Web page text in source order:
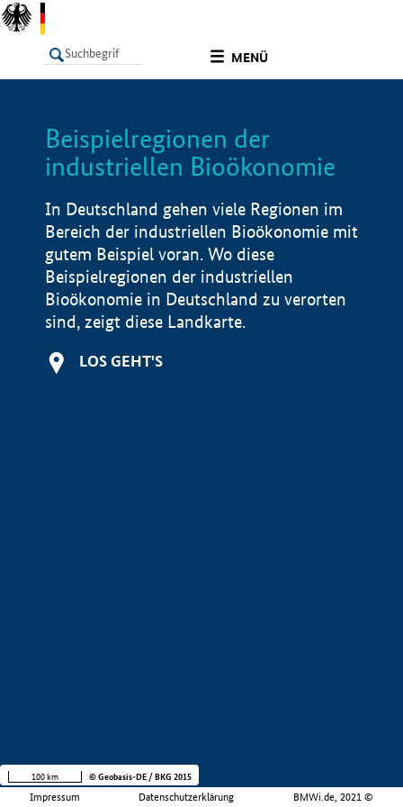
MENÜ
LISTE
Beispielregionen der
industriellen Bioökonomie
In Deutschland gehen viele Regionen im
Bereich der industriellen Bioökonomie mit
gutem Beispiel voran. Wo diese
Beispielregionen der industriellen
Bioökonomie in Deutschland zu verorten
sind, zeigt diese Landkarte.
LOS GEHT'S
Impressum Datenschutzerklärung BMWi.de, 2021 ©
100 km © Geobasis-DE / BKG 2015